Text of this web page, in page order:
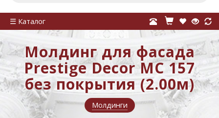
☰ Каталог
Молдинг для фасада
Prestige Decor MC 157
без покрытия (2.00м)
Молдинги